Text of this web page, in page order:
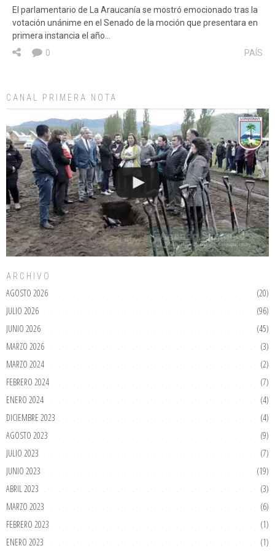
El parlamentario de La Araucanía se mostró emocionado tras la
votación unánime en el Senado de la moción que presentara en
primera instancia el año…
PAÍS
0
CANAL PRIMERA NOTA
ARCHIVO
AGOSTO 2026
(20)
JULIO 2026
(96)
JUNIO 2026
(45)
MARZO 2026
(3)
MARZO 2024
(2)
FEBRERO 2024
(7)
ENERO 2024
(4)
DICIEMBRE 2023
(4)
AGOSTO 2023
(9)
JULIO 2023
(7)
JUNIO 2023
(19)
ABRIL 2023
(3)
MARZO 2023
(6)
FEBRERO 2023
(1)
ENERO 2023
(1)